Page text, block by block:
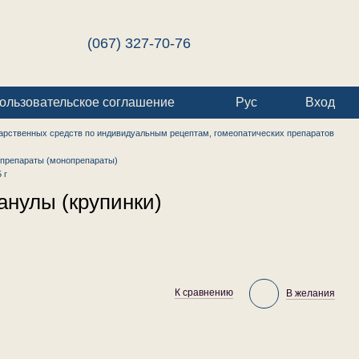
(067) 327-70-76
соглашение Рус Вход
средств по индивидуальным рецептам, гомеопатических препаратов
(монопрепараты)
г
(крупинки)
К сравнению В желания